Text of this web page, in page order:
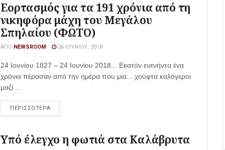
Εορτασμός για τα 191 χρόνια από τη
νικηφόρα μάχη του Μεγάλου
Σπηλαίου (ΦΩΤΟ)
ΑΠΌ NEWSROOM 26 ΙΟΥΝΊΟΥ, 2018
24 Ιουνίου 1827 – 24 Ιουνίου 2018... Εκατόν ενενήντα ένα
χρόνια πέρασαν από την ημέρα που μια... χούφτα καλόγεροι
μαζί ...
ΠΕΡΙΣΣΟΤΕΡΑ
Υπό έλεγχο η φωτιά στα Καλάβρυτα